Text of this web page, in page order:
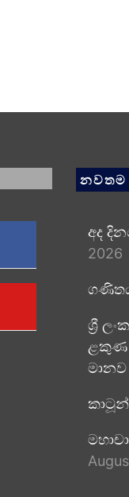
නවතම
අද
2026
ශ්‍රී
ළකුණ
මානව
කාටූන්